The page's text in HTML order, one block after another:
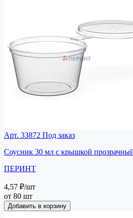
Арт. 33872 Под заказ
Соусник 30 мл с крышкой
ПЕРИНТ
4,57 ₽/шт
от 80 шт
Добавить в корзину